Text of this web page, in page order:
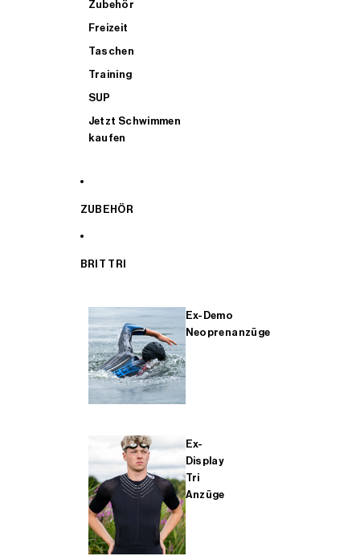
Zubehör
Freizeit
Taschen
Training
SUP
Jetzt Schwimmen
kaufen
ZUBEHÖR
BRIT TRI
Ex-Demo
Neoprenanzüge
Ex-
Display
Tri
Anzüge